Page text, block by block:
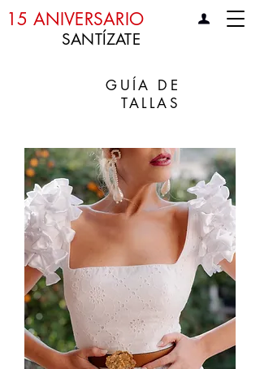
15 ANIVERSARIO
SANTÍZATE
GUÍA DE
TALLAS